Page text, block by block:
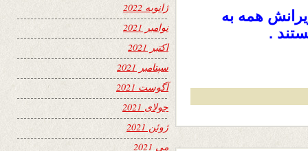
همه به
.
ژانویه 2022
نوامبر 2021
اکتبر 2021
سپتامبر 2021
آگوست 2021
جولای 2021
ژوئن 2021
می 2021